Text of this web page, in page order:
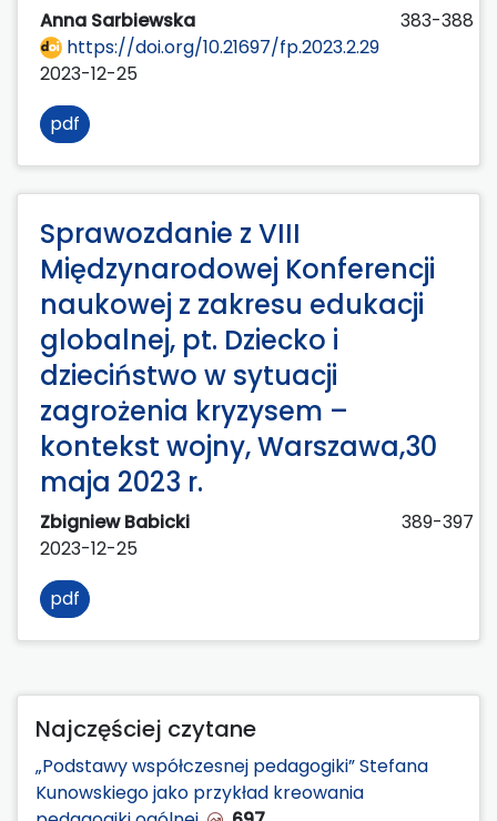
Anna Sarbiewska
383-388
https://doi.org/10.21697/fp.2023.2.29
2023-12-25
pdf
Sprawozdanie z VIII
Międzynarodowej Konferencji
naukowej z zakresu edukacji
globalnej, pt. Dziecko i
dzieciństwo w sytuacji
zagrożenia kryzysem –
kontekst wojny, Warszawa,30
maja 2023 r.
Zbigniew Babicki
389-397
2023-12-25
pdf
Najczęściej czytane
„Podstawy współczesnej pedagogiki” Stefana
Kunowskiego jako przykład kreowania